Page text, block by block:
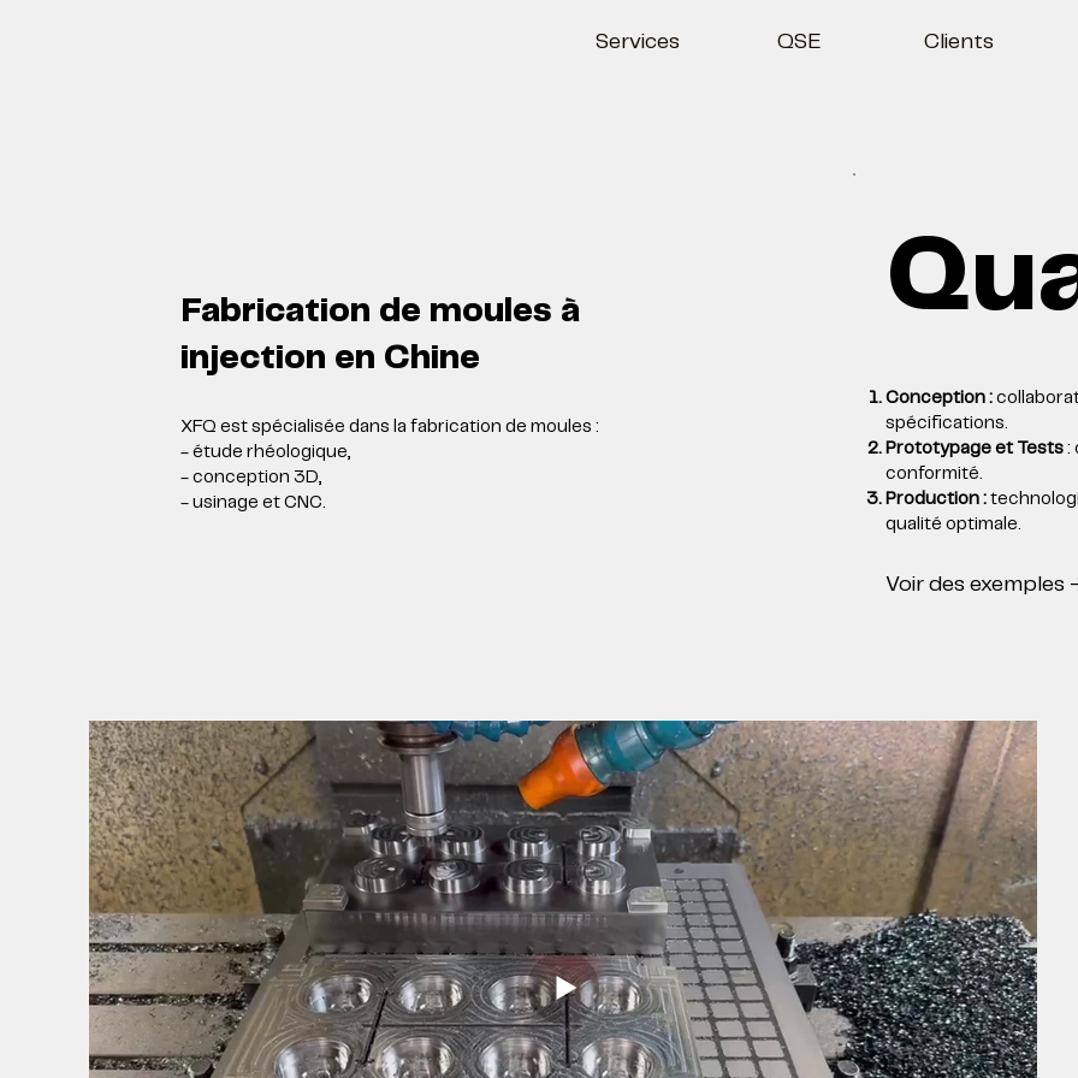
Services QSE Clients
Voir des exemples
Conception :
spécifications.
Prototypage et Tests:
conformité.
Production :
qualité optimale.
Fabrication de moules à
injection en Chine
XFQ est spécialisée dans la fabrication de moules :
- étude rhéologique,
- conception 3D,
- usinage et CNC.